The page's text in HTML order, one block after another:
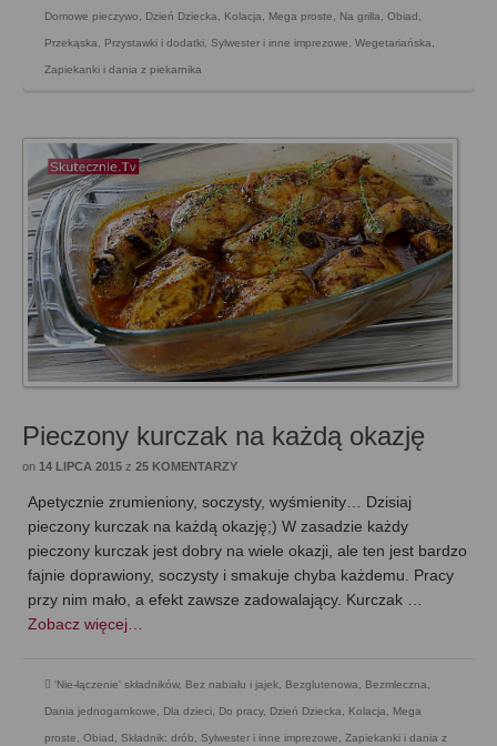
Domowe pieczywo Dzień Dziecka Kolacja Mega proste Na grilla Obiad
Przekąska Przystawki i dodatki Sylwester i inne imprezowe Wegetariańska
Zapiekanki i dania z piekarnika
Pieczony kurczak na każdą okazję
on 14 LIPCA 2015 z 25 KOMENTARZY
Apetycznie zrumieniony, soczysty, wyśmienity… Dzisiaj
pieczony kurczak na każdą okazję;) W zasadzie każdy
pieczony kurczak jest dobry na wiele okazji, ale ten jest bardzo
fajnie doprawiony, soczysty i smakuje chyba każdemu. Pracy
przy nim mało, a efekt zawsze zadowalający. Kurczak …
Zobacz więcej…
'Nie-łączenie' składników, Bez nabiału i jajek Bezglutenowa Bezmleczna
Dania jednogarnkowe Dla dzieci Do pracy, Dzień Dziecka Kolacja Mega
proste Obiad Składnik: drób Sylwester i inne imprezowe Zapiekanki i dania z